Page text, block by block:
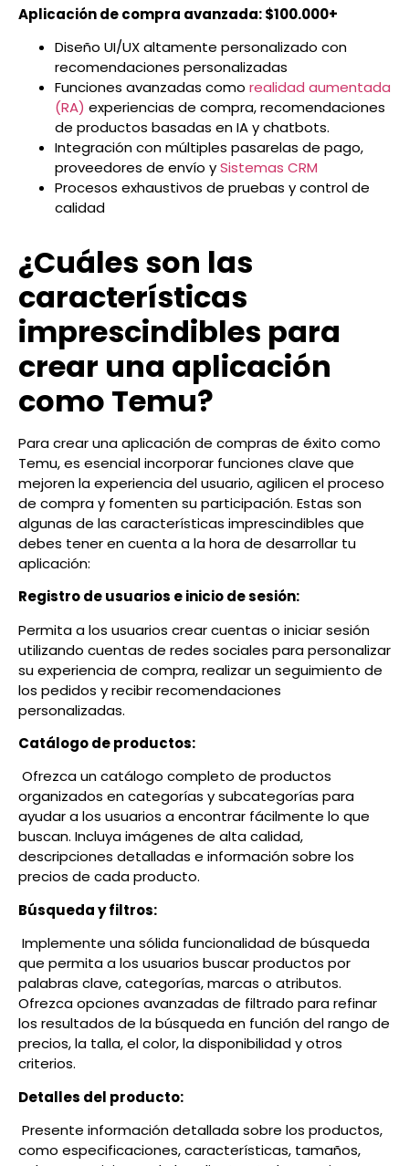
Aplicación de compra avanzada: $100.000+
Diseño UI/UX altamente personalizado con
recomendaciones personalizadas
Funciones avanzadas como realidad aumentada
(RA) experiencias de compra, recomendaciones
de productos basadas en IA y chatbots.
Integración con múltiples pasarelas de pago,
proveedores de envío ySistemas CRM
Procesos exhaustivos de pruebas y control de
calidad
¿Cuáles son las
características
imprescindibles para
crear una aplicación
como Temu?
Para crear una aplicación de compras de éxito como
Temu, es esencial incorporar funciones clave que
mejoren la experiencia del usuario, agilicen el proceso
de compra y fomenten su participación. Estas son
algunas de las características imprescindibles que
debes tener en cuenta a la hora de desarrollar tu
aplicación:
Registro de usuarios e inicio de sesión:
Permita a los usuarios crear cuentas o iniciar sesión
utilizando cuentas de redes sociales para personalizar
su experiencia de compra, realizar un seguimiento de
los pedidos y recibir recomendaciones
personalizadas.
Catálogo de productos:
Ofrezca un catálogo completo de productos
organizados en categorías y subcategorías para
ayudar a los usuarios a encontrar fácilmente lo que
buscan. Incluya imágenes de alta calidad,
descripciones detalladas e información sobre los
precios de cada producto.
Búsqueda y filtros:
Implemente una sólida funcionalidad de búsqueda
que permita a los usuarios buscar productos por
palabras clave, categorías, marcas o atributos.
Ofrezca opciones avanzadas de filtrado para refinar
los resultados de la búsqueda en función del rango de
precios, la talla, el color, la disponibilidad y otros
criterios.
Detalles del producto:
Presente información detallada sobre los productos,
como especificaciones, características, tamaños,